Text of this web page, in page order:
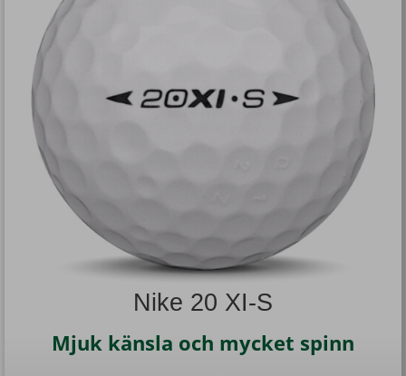
Nike 20 XI-S
Mjuk känsla och mycket spinn